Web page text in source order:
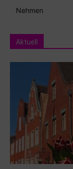
Nehmen
Aktuell